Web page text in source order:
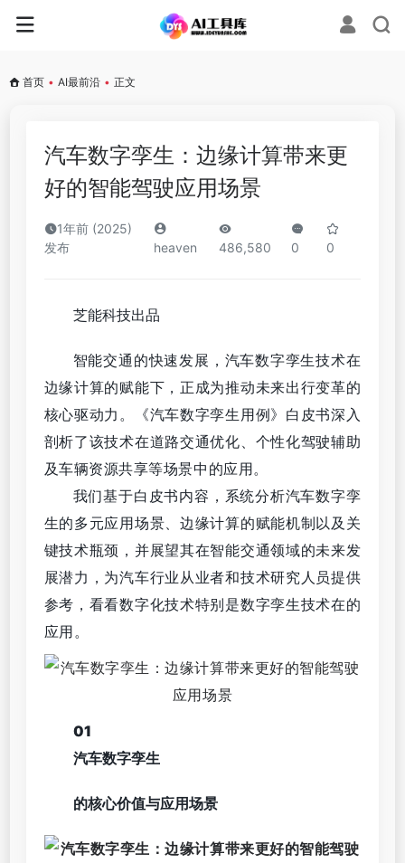
首页 • AI最前沿 • 正文
汽车数字孪生：边缘计算带来更
好的智能驾驶应用场景
1年前 (2025)
发布
heaven 486,580 0 0
芝能科技出品
智能交通的快速发展，汽车数字孪生技术在
边缘计算的赋能下，正成为推动未来出行变革的
核心驱动力。《汽车数字孪生用例》白皮书深入
剖析了该技术在道路交通优化、个性化驾驶辅助
及车辆资源共享等场景中的应用。
我们基于白皮书内容，系统分析汽车数字孪
生的多元应用场景、边缘计算的赋能机制以及关
键技术瓶颈，并展望其在智能交通领域的未来发
展潜力，为汽车行业从业者和技术研究人员提供
参考，看看数字化技术特别是数字孪生技术在的
应用。
01
汽车数字孪生
的核心价值与应用场景